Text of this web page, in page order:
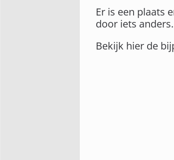
Er is een plaats
door iets anders.
Bekijk hier de